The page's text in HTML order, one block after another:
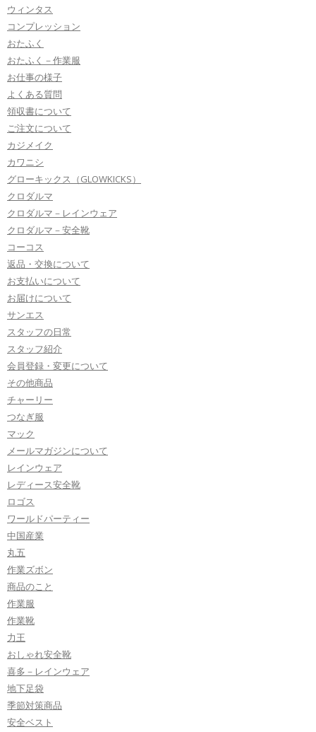
ウィンタス
コンプレッション
おたふく
おたふく－作業服
お仕事の様子
よくある質問
領収書について
ご注文について
カジメイク
カワニシ
グローキックス（GLOWKICKS）
クロダルマ
クロダルマ－レインウェア
クロダルマ－安全靴
コーコス
返品・交換について
お支払いについて
お届けについて
サンエス
スタッフの日常
スタッフ紹介
会員登録・変更について
その他商品
チャーリー
つなぎ服
マック
メールマガジンについて
レインウェア
レディース安全靴
ロゴス
ワールドパーティー
中国産業
丸五
作業ズボン
商品のこと
作業服
作業靴
力王
おしゃれ安全靴
喜多－レインウェア
地下足袋
季節対策商品
安全ベスト